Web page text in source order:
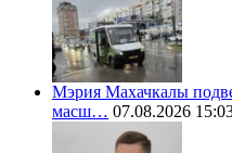
Мэрия Махачкалы
масш… 07.08.2026